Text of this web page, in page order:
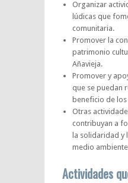
Organizar
lúdicas que
comunitaria.
Promover la
patrimonio
Añavieja.
Promover y
que se puedan
beneficio de
Otras
contribuyan a
la solidaridad y
medio
Actividades